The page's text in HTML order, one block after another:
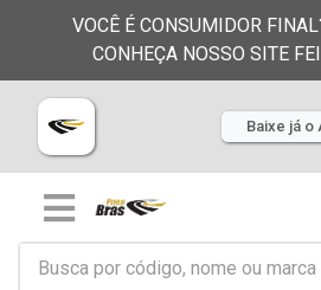
VOCÊ É CONSUMIDOR
CONHEÇA NOSSO SITE
Baixe já o